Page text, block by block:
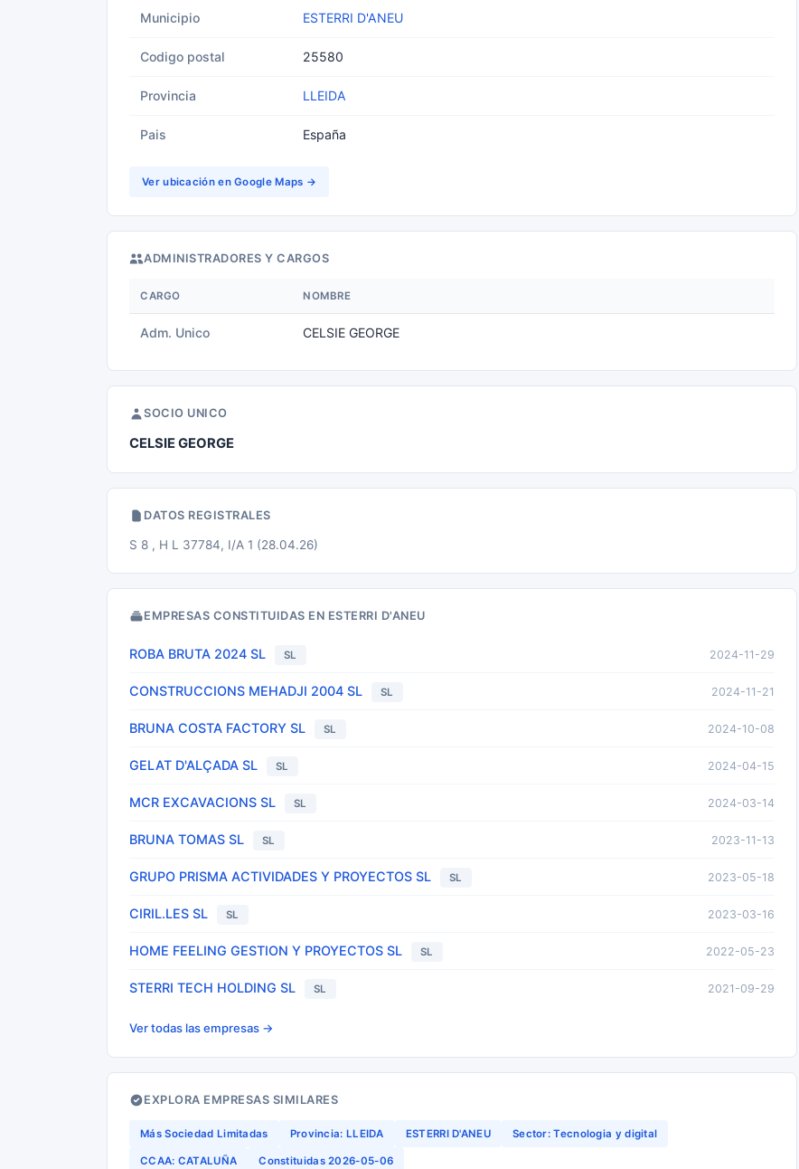
Municipio ESTERRI D'ANEU
Codigo postal 25580
Provincia LLEIDA
Pais España
Ver ubicación en Google Maps →
ADMINISTRADORES Y CARGOS
CARGO NOMBRE
Adm. Unico CELSIE GEORGE
SOCIO UNICO
CELSIE GEORGE
DATOS REGISTRALES
S 8 , H L 37784, I/A 1 (28.04.26)
EMPRESAS CONSTITUIDAS EN ESTERRI D'ANEU
ROBA BRUTA 2024 SL SL 2024-11-29
CONSTRUCCIONS MEHADJI 2004 SL SL 2024-11-21
BRUNA COSTA FACTORY SL SL 2024-10-08
GELAT D'ALÇADA SL SL 2024-04-15
MCR EXCAVACIONS SL SL 2024-03-14
BRUNA TOMAS SL SL 2023-11-13
GRUPO PRISMA ACTIVIDADES Y PROYECTOS SL SL 2023-05-18
CIRIL.LES SL SL 2023-03-16
HOME FEELING GESTION Y PROYECTOS SL SL 2022-05-23
STERRI TECH HOLDING SL SL 2021-09-29
Ver todas las empresas →
EXPLORA EMPRESAS SIMILARES
Más Sociedad Limitadas Provincia: LLEIDA ESTERRI D'ANEU Sector: Tecnologia y digital
CCAA: CATALUÑA Constituidas 2026-05-06